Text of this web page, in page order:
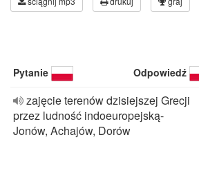
Pytanie Odpowiedź
zajęcie terenów dzisiejszej Grecji
przez ludność indoeuropejską-
Jonów, Achajów, Dorów